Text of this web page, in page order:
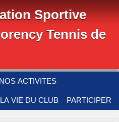
Sportive
Tennis de
NOS ACTIVITES
LA VIE DU CLUB PARTICIPER